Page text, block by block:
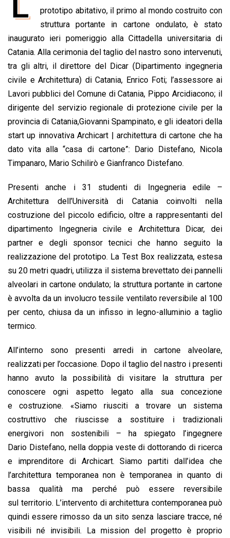
o
o
k
t
s
A
p
p
k
e
d
I
n
e
a
d
s
i
l
y
L
i
n
k
n
t
prototipo abitativo, il primo al mondo costruito con
struttura portante in cartone ondulato, è stato
inaugurato ieri pomeriggio alla Cittadella universitaria di
Catania. Alla cerimonia del taglio del nastro sono intervenuti,
tra gli altri, il direttore del Dicar (Dipartimento ingegneria
civile e Architettura) di Catania, Enrico Foti; l’assessore ai
Lavori pubblici del Comune di Catania, Pippo Arcidiacono; il
dirigente del servizio regionale di protezione civile per la
provincia di Catania,Giovanni Spampinato, e gli ideatori della
start up innovativa Archicart | architettura di cartone che ha
dato vita alla “casa di cartone”: Dario Distefano, Nicola
Timpanaro, Mario Schilirò e Gianfranco Distefano.
Presenti anche i 31 studenti di Ingegneria edile –
Architettura dell’Università di Catania coinvolti nella
costruzione del piccolo edificio, oltre a rappresentanti del
dipartimento Ingegneria civile e Architettura Dicar, dei
partner e degli sponsor tecnici che hanno seguito la
realizzazione del prototipo. La Test Box realizzata, estesa
su 20 metri quadri, utilizza il sistema brevettato dei pannelli
alveolari in cartone ondulato; la struttura portante in cartone
è avvolta da un involucro tessile ventilato reversibile al 100
per cento, chiusa da un infisso in legno-alluminio a taglio
termico.
All’interno sono presenti arredi in cartone alveolare,
realizzati per l’occasione. Dopo il taglio del nastro i presenti
hanno avuto la possibilità di visitare la struttura per
conoscere ogni aspetto legato alla sua concezione
e costruzione. «Siamo riusciti a trovare un sistema
costruttivo che riuscisse a sostituire i tradizionali
energivori non sostenibili – ha spiegato l’ingegnere
Dario Distefano, nella doppia veste di dottorando di ricerca
e imprenditore di Archicart. Siamo partiti dall’idea che
l’architettura temporanea non è temporanea in quanto di
bassa qualità ma perché può essere reversibile
sul territorio. L’intervento di architettura contemporanea può
quindi essere rimosso da un sito senza lasciare tracce, né
visibili né invisibili. La mission del progetto è proprio